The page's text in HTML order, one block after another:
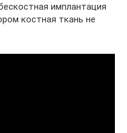
имплантация
костная ткань не